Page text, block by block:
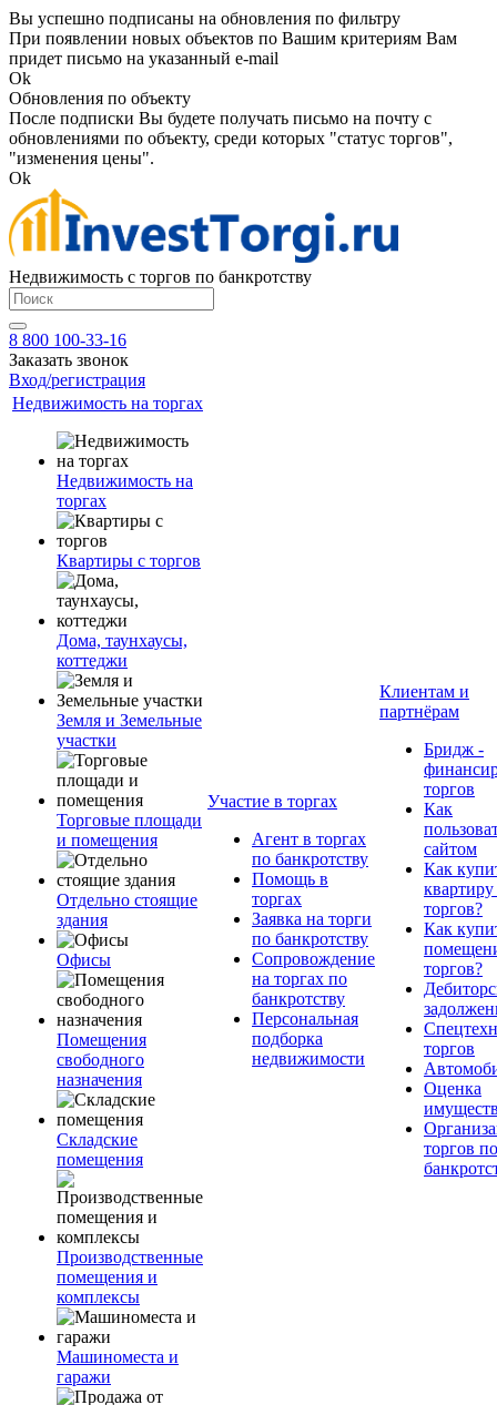
Вы успешно подписаны на обновления по фильтру
При появлении новых объектов по Вашим критериям Вам
придет письмо на указанный e-mail
Ok
Обновления по объекту
После подписки Вы будете получать письмо на почту с
обновлениями по объекту, среди которых "статус торгов",
"изменения цены".
Ok
Недвижимость с торгов по банкротству
8 800 100-33-16
Заказать звонок
Вход/регистрация
Недвижимость на торгах
Недвижимость на
торгах
Квартиры с торгов
Дома, таунхаусы,
коттеджи
Земля и Земельные
участки
Торговые площади
и помещения
Отдельно стоящие
здания
Офисы
Помещения
свободного
назначения
Складские
помещения
Производственные
помещения и
комплексы
Машиноместа и
гаражи
Участие в торгах
Агент в торгах
по банкротству
Помощь в
торгах
Заявка на торги
по банкротству
Сопровождение
на торгах по
банкротству
Персональная
подборка
недвижимости
Клиентам и
партнёрам
Бридж -
торгов
Как
сайтом
Как
квартиру
торгов?
Как
торгов?
торгов
Оценка
торгов по